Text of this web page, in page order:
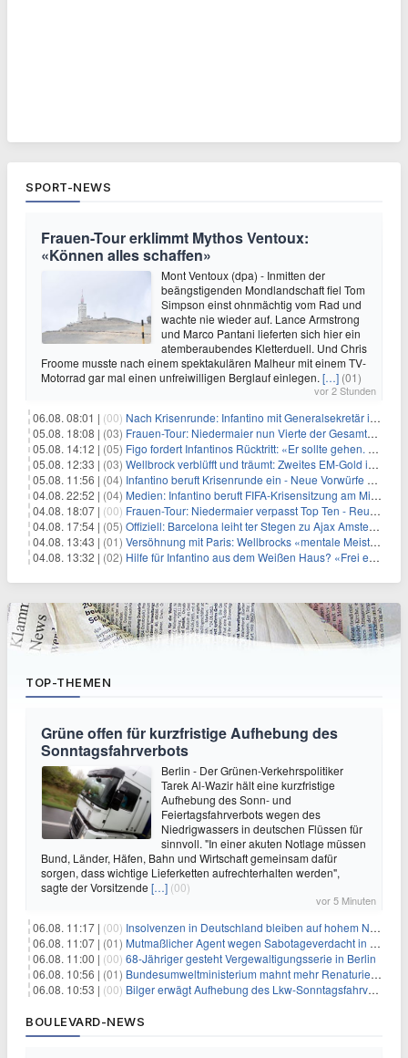
SPORT-NEWS
Frauen-Tour erklimmt Mythos Ventoux:
«Können alles schaffen»
Mont Ventoux (dpa) - Inmitten der
beängstigenden Mondlandschaft fiel Tom
Simpson einst ohnmächtig vom Rad und
wachte nie wieder auf. Lance Armstrong
und Marco Pantani lieferten sich hier ein
atemberaubendes Kletterduell. Und Chris
Froome musste nach einem spektakulären Malheur mit einem TV-
Motorrad gar mal einen unfreiwilligen Berglauf einlegen. […] (01)
vor 2 Stunden
06.08. 08:01 | (00) Nach Krisenrunde: Infantino mit Generalsekretär im Stadion
05.08. 18:08 | (03) Frauen-Tour: Niedermaier nun Vierte der Gesamtwertung
05.08. 14:12 | (05) Figo fordert Infantinos Rücktritt: «Er sollte gehen. Jetzt»
05.08. 12:33 | (03) Wellbrock verblüfft und träumt: Zweites EM-Gold in Paris
05.08. 11:56 | (04) Infantino beruft Krisenrunde ein - Neue Vorwürfe gegen FIFA
04.08. 22:52 | (04) Medien: Infantino beruft FIFA-Krisensitzung am Mittwoch ein
04.08. 18:07 | (00) Frauen-Tour: Niedermaier verpasst Top Ten - Reusser siegt
04.08. 17:54 | (05) Offiziell: Barcelona leiht ter Stegen zu Ajax Amsterdam aus
04.08. 13:43 | (01) Versöhnung mit Paris: Wellbrocks «mentale Meisterleistung»
04.08. 13:32 | (02) Hilfe für Infantino aus dem Weißen Haus? «Frei erfunden»
TOP-THEMEN
Grüne offen für kurzfristige Aufhebung des
Sonntagsfahrverbots
Berlin - Der Grünen-Verkehrspolitiker
Tarek Al-Wazir hält eine kurzfristige
Aufhebung des Sonn- und
Feiertagsfahrverbots wegen des
Niedrigwassers in deutschen Flüssen für
sinnvoll. "In einer akuten Notlage müssen
Bund, Länder, Häfen, Bahn und Wirtschaft gemeinsam dafür
sorgen, dass wichtige Lieferketten aufrechterhalten werden",
sagte der Vorsitzende […] (00)
vor 5 Minuten
06.08. 11:17 | (00) Insolvenzen in Deutschland bleiben auf hohem Niveau
06.08. 11:07 | (01) Mutmaßlicher Agent wegen Sabotageverdacht in Thüringen festgenommen
06.08. 11:00 | (00) 68-Jähriger gesteht Vergewaltigungsserie in Berlin
06.08. 10:56 | (01) Bundesumweltministerium mahnt mehr Renaturierung an
06.08. 10:53 | (00) Bilger erwägt Aufhebung des Lkw-Sonntagsfahrverbots
BOULEVARD-NEWS